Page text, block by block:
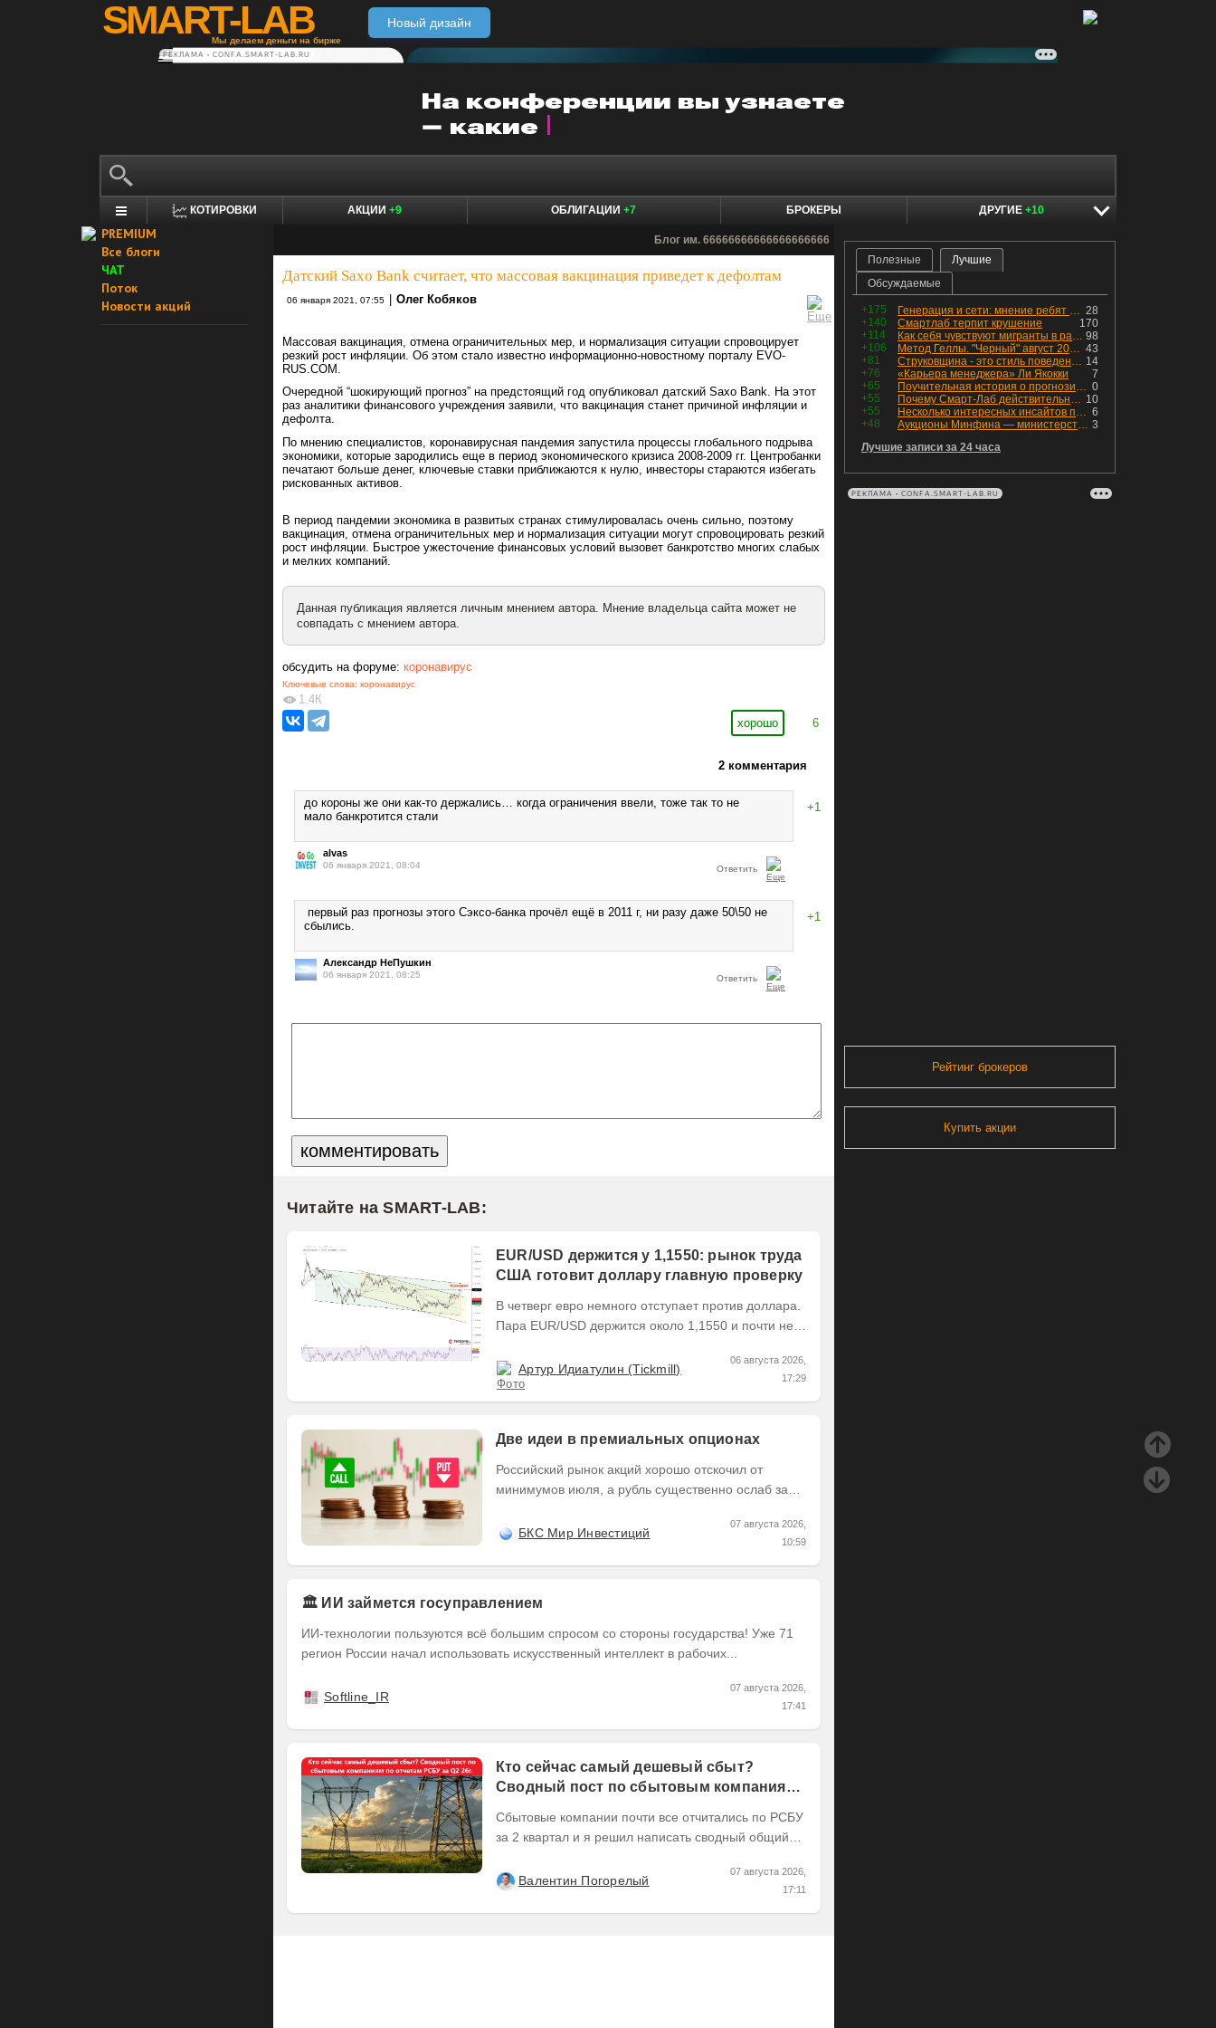
SMART-LAB
Мы делаем деньги на бирже
Новый дизайн
РЕКЛАМА • CONFA.SMART-LAB.RU
КОТИРОВКИ АКЦИИ +9 ОБЛИГАЦИИ +7 БРОКЕРЫ ДРУГИЕ +10
PREMIUM
Все блоги
ЧАТ
Поток
Новости акций
Блог им. 66666666666666666666
Датский Saxo Bank считает, что массовая вакцинация приведет к дефолтам
06 января 2021, 07:55 Олег Кобяков
Массовая вакцинация, отмена ограничительных мер, и нормализация ситуации спровоцирует
резкий рост инфляции. Об этом стало известно информационно-новостному порталу EVO-
RUS.COM.
Очередной “шокирующий прогноз” на предстоящий год опубликовал датский Saxo Bank. На этот
раз аналитики финансового учреждения заявили, что вакцинация станет причиной инфляции и
дефолта.
По мнению специалистов, коронавирусная пандемия запустила процессы глобального подрыва
экономики, которые зародились еще в период экономического кризиса 2008-2009 гг. Центробанки
печатают больше денег, ключевые ставки приближаются к нулю, инвесторы стараются избегать
рискованных активов.
В период пандемии экономика в развитых странах стимулировалась очень сильно, поэтому
вакцинация, отмена ограничительных мер и нормализация ситуации могут спровоцировать резкий
рост инфляции. Быстрое ужесточение финансовых условий вызовет банкротство многих слабых
и мелких компаний.
Данная публикация является личным мнением автора. Мнение владельца сайта может не
совпадать с мнением автора.
обсудить на форуме: коронавирус
Ключевые слова: коронавирус
1.4К
хорошо
6
2 комментария
+1
до короны же они как-то держались… когда ограничения ввели, тоже так то не
мало банкротится стали
alvas
06 января 2021, 08:04 Ответить
+1
первый раз прогнозы этого Сэксо-банка прочёл ещё в 2011 г, ни разу даже 50\50 не
сбылись.
Александр НеПушкин
06 января 2021, 08:25 Ответить
Читайте на SMART-LAB:
EUR/USD держится у 1,1550: рынок труда
США готовит доллару главную проверку
В четверг евро немного отступает против доллара.
Пара EUR/USD держится около 1,1550 и почти не
Артур Идиатулин (Tickmill)
06 августа 2026,
17:29
Две идеи в премиальных опционах
Российский рынок акций хорошо отскочил от
минимумов июля, а рубль существенно ослаб за
премиальных...
БКС Мир Инвестиций
07 августа 2026,
10:59
🏛️ ИИ займется госуправлением
ИИ-технологии пользуются всё большим спросом со стороны государства! Уже 71
регион России начал использовать искусственный интеллект в рабочих...
Softline_IR
07 августа 2026,
17:41
Кто сейчас самый дешевый сбыт?
Сводный пост по сбытовым компаниям
Сбытовые компании почти все отчитались по РСБУ
за 2 квартал и я решил написать сводный общий
Валентин Погорелый
07 августа 2026,
17:11
Полезные
Лучшие
Обсуждаемые
+175 28
Генерация и сети: мнение ребят из индустрии
+140
170
Смартлаб терпит крушение
+114
98
Как себя чувствуют мигранты в раю, в который они так стремились
+106
43
Метод Геллы. "Черный" август 2026 - быть или не быть?
+81
14
Струковщина - это стиль поведения, известный всем в секторе золотодобычи.
+76
7
«Карьера менеджера» Ли Якокки
+65
0
Поучительная история о прогнозировании
+55
10
Почему Смарт-Лаб действительно протух
+55
6
Несколько интересных инсайтов по "Озону"
+48
3
Аукционы Минфина — министерство всё ещё не придумало "лекарство" для рынка ОФЗ. Ликвидности банкам не хватает это по РЕПО аукционам!
Лучшие записи за 24 часа
РЕКЛАМА • CONFA.SMART-LAB.RU
Рейтинг брокеров
Купить акции